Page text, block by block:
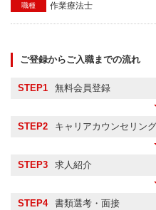
職種 作業療法士
ご登録からご入職までの流れ
STEP1 無料会員登録
STEP2 キャリアカウンセリング
STEP3 求人紹介
STEP4 書類選考・面接